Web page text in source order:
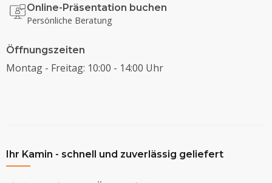
Online-Präsentation buchen
Persönliche Beratung
Öffnungszeiten
Montag - Freitag: 10:00 - 14:00 Uhr
Ihr Kamin - schnell und zuverlässig geliefert